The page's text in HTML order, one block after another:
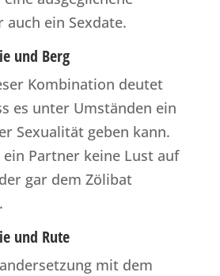
auch ein Sexdate.
und Berg
Kombination deutet
es unter Umständen ein
Sexualität geben kann.
Partner keine Lust auf
gar dem Zölibat
und Rute
mit dem